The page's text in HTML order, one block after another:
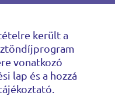
került a
vonatkozó
lap és a hozzá